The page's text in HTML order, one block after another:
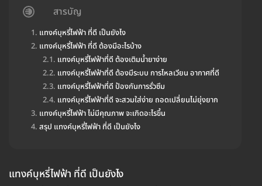
สารบัญ
แทงค์บุหรี่ไฟฟ้า ที่ดี เป็นยังไง
แทงค์บุหรี่ไฟฟ้า ที่ดี ต้องมีอะไรบ้าง
แทงค์บุหรี่ไฟฟ้าที่ดี ต้องเติมน้ำยาง่าย
แทงค์บุหรี่ไฟฟ้าที่ดี ต้องมีระบบ การไหลเวียน อากาศที่ดี
แทงค์บุหรี่ไฟฟ้าที่ดี ป้องกันการรั่วซึม
แทงค์บุหรี่ไฟฟ้าที่ดี จะสวมใส่ง่าย ถอดเปลี่ยนไม่ยุ่งยาก
แทงค์บุหรี่ไฟฟ้า ไม่มีคุณภาพ จะเกิดอะไรขึ้น
สรุป แทงค์บุหรี่ไฟฟ้า ที่ดี เป็นยังไง
แทงค์บุหรี่ไฟฟ้า ที่ดี เป็นยังไง